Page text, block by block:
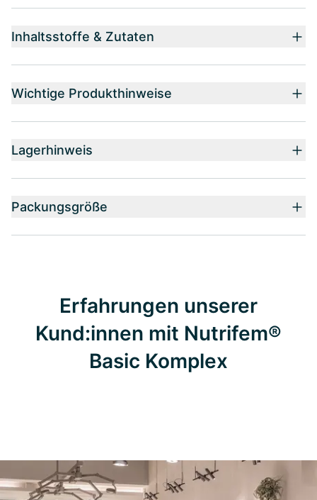
Inhaltsstoffe & Zutaten
Wichtige Produkthinweise
Lagerhinweis
Packungsgröße
Erfahrungen unserer
Kund:innen mit Nutrifem®
Basic Komplex